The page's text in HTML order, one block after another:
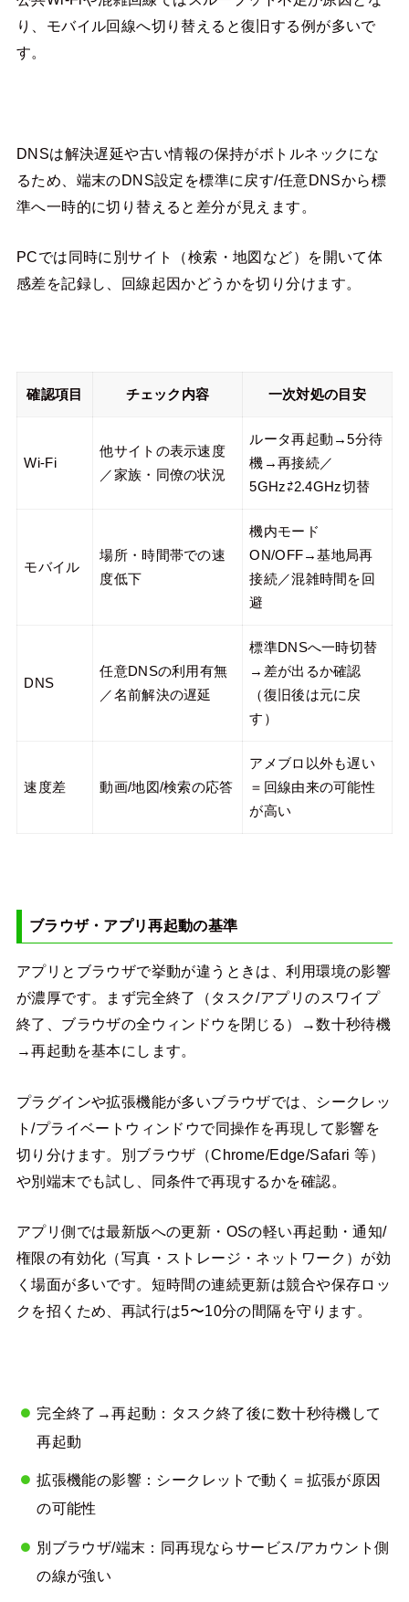
り、モバイル回線へ切り替えると復旧する例が多いで
す。
DNSは解決遅延や古い情報の保持がボトルネックにな
るため、端末のDNS設定を標準に戻す/任意DNSから標
準へ一時的に切り替えると差分が見えます。
PCでは同時に別サイト（検索・地図など）を開いて体
感差を記録し、回線起因かどうかを切り分けます。
確認項目 チェック内容 一次対処の目安
Wi-Fi
他サイトの表示速度
／家族・同僚の状況
ルータ再起動→5分待
機→再接続／
5GHz⇄2.4GHz切替
モバイル
場所・時間帯での速
度低下
機内モード
ON/OFF→基地局再
接続／混雑時間を回
避
DNS
任意DNSの利用有無
／名前解決の遅延
標準DNSへ一時切替
→差が出るか確認
（復旧後は元に戻
す）
速度差 動画/地図/検索の応答
アメブロ以外も遅い
＝回線由来の可能性
が高い
ブラウザ・アプリ再起動の基準
アプリとブラウザで挙動が違うときは、利用環境の影響
が濃厚です。まず完全終了（タスク/アプリのスワイプ
終了、ブラウザの全ウィンドウを閉じる）→数十秒待機
→再起動を基本にします。
プラグインや拡張機能が多いブラウザでは、シークレッ
ト/プライベートウィンドウで同操作を再現して影響を
切り分けます。別ブラウザ（Chrome/Edge/Safari 等）
や別端末でも試し、同条件で再現するかを確認。
アプリ側では最新版への更新・OSの軽い再起動・通知/
権限の有効化（写真・ストレージ・ネットワーク）が効
く場面が多いです。短時間の連続更新は競合や保存ロッ
クを招くため、再試行は5〜10分の間隔を守ります。
完全終了→再起動：タスク終了後に数十秒待機して
再起動
拡張機能の影響：シークレットで動く＝拡張が原因
の可能性
別ブラウザ/端末：同再現ならサービス/アカウント側
の線が強い